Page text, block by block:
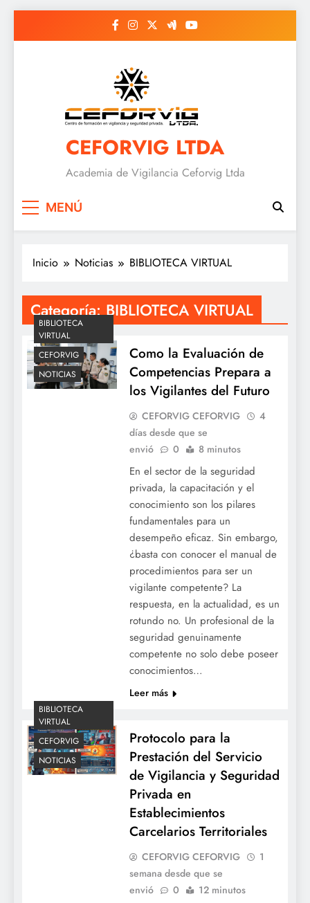
CEFORVIG LTDA
Academia de Vigilancia Ceforvig Ltda
MENÚ
Inicio Noticias BIBLIOTECA VIRTUAL
Categoría:BIBLIOTECA VIRTUAL
BIBLIOTECA
VIRTUAL
CEFORVIG
NOTICIAS
Como la Evaluación de
Competencias Prepara a
los Vigilantes del Futuro
CEFORVIG CEFORVIG
4
días desde que se
envió
0 8 minutos
En el sector de la seguridad
privada, la capacitación y el
conocimiento son los pilares
fundamentales para un
desempeño eficaz. Sin embargo,
¿basta con conocer el manual de
procedimientos para ser un
vigilante competente? La
respuesta, en la actualidad, es un
rotundo no. Un profesional de la
seguridad genuinamente
competente no solo debe poseer
conocimientos…
Leer más
BIBLIOTECA
VIRTUAL
CEFORVIG
NOTICIAS
Protocolo para la
Prestación del Servicio
de Vigilancia y Seguridad
Privada en
Establecimientos
Carcelarios Territoriales
CEFORVIG CEFORVIG
1
semana desde que se
envió
0 12 minutos